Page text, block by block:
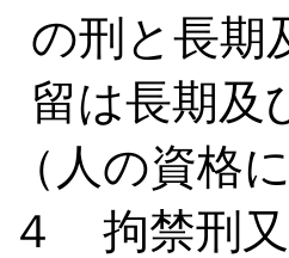
の刑と長期
留は長期及
（人の資格
４ 拘禁刑